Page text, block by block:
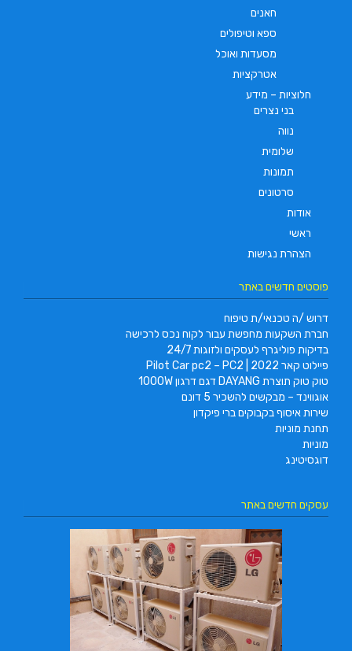
חאנים
ספא וטיפולים
מסעדות ואוכל
אטרקציות
חלוציות – מידע
בני נצרים
נווה
שלומית
תמונות
סרטונים
אודות
ראשי
הצהרת נגישות
פוסטים חדשים באתר
דרוש /ה טכנאי/ת טיפוח
חברת השקעות מחפשת עבור לקוח נכס לרכישה
בדיקות פוליגרף לעסקים ולזוגות 24/7
פיילוט קאר 2022 | Pilot Car pc2 – PC2
טוק טוק תוצרת DAYANG דגם דרגון 1000W
אוגווינד – מבקשים להשכיר 5 דונם
שירות איסוף בקבוקים ברי פיקדון
תחנת מוניות
מוניות
דוגסיטינג
עסקים חדשים באתר